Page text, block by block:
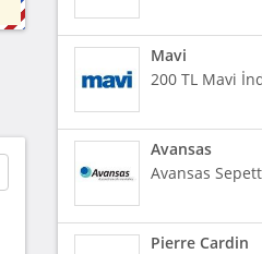
Mavi
200 TL Mavi
Avansas
Avansas
Pierre Cardin